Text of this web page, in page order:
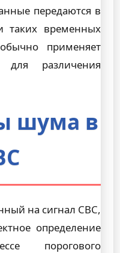
передаются в
таких временных
применяет
для различения
шума в
на сигнал СВС,
определение
порогового